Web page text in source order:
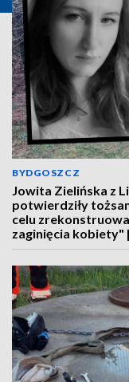
BYDGOSZCZ
Jowita Zielińska z
potwierdziły
celu
zaginięcia kobiety"